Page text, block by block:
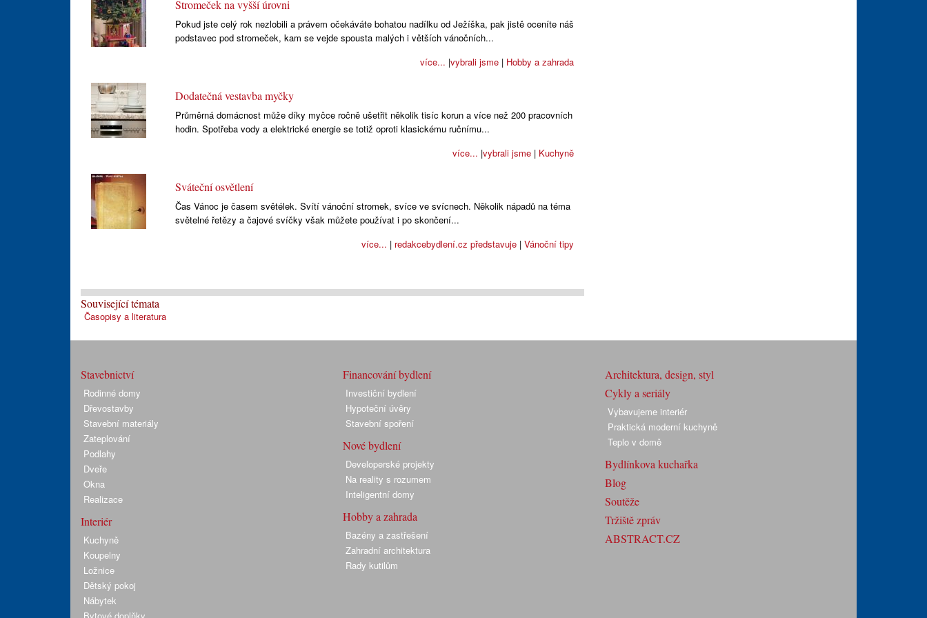
Stromeček na vyšší úrovni
Pokud jste celý rok nezlobili a právem očekáváte bohatou nadílku od Ježíška, pak jistě oceníte náš
podstavec pod stromeček, kam se vejde spousta malých i větších vánočních...
vybrali jsme| Hobby a zahrada
více... |
Dodatečná vestavba myčky
Průměrná domácnost může díky myčce ročně ušetřit několik tisíc korun a více než 200 pracovních
hodin. Spotřeba vody a elektrické energie se totiž oproti klasickému ručnímu...
vybrali jsme| Kuchyně
více... |
Sváteční osvětlení
Čas Vánoc je časem světélek. Svítí vánoční stromek, svíce ve svícnech. Několik nápadů na téma
světelné řetězy a čajové svíčky však můžete používat i po skončení...
bydlení.cz představuje| Vánoční tipy
více... | redakce
Související témata
Časopisy a literatura
Stavebnictví
Rodinné domy
Dřevostavby
Stavební materiály
Zateplování
Podlahy
Dveře
Okna
Realizace
Interiér
Kuchyně
Koupelny
Ložnice
Dětský pokoj
Nábytek
Financování bydlení
Investiční bydlení
Hypoteční úvěry
Stavební spoření
Nové bydlení
Developerské projekty
Na reality s rozumem
Inteligentní domy
Hobby a zahrada
Bazény a zastřešení
Zahradní architektura
Rady kutilům
Architektura, design, styl
Cykly a seriály
Vybavujeme interiér
Praktická moderní kuchyně
Teplo v domě
Bydlínkova kuchařka
Blog
Soutěže
Tržiště zpráv
ABSTRACT.CZ